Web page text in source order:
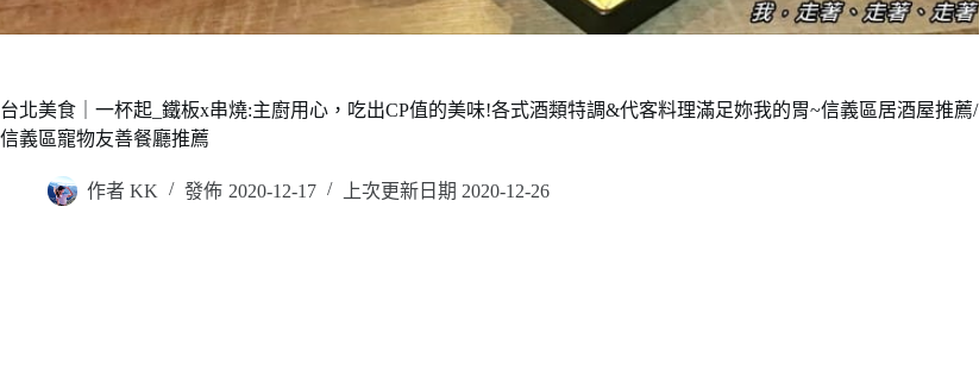
台北美食｜一杯起_鐵板x串燒:主廚用心，吃出CP值的美味!各式酒類特調&代客料理滿足妳我的胃~信義區居酒屋推薦/
信義區寵物友善餐廳推薦
作者 KK 發佈 2020-12-17 上次更新日期 2020-12-26